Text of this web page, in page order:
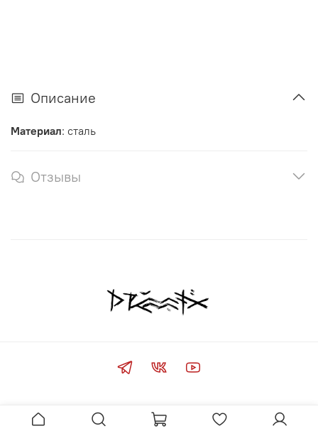
Описание
Материал: сталь
Отзывы